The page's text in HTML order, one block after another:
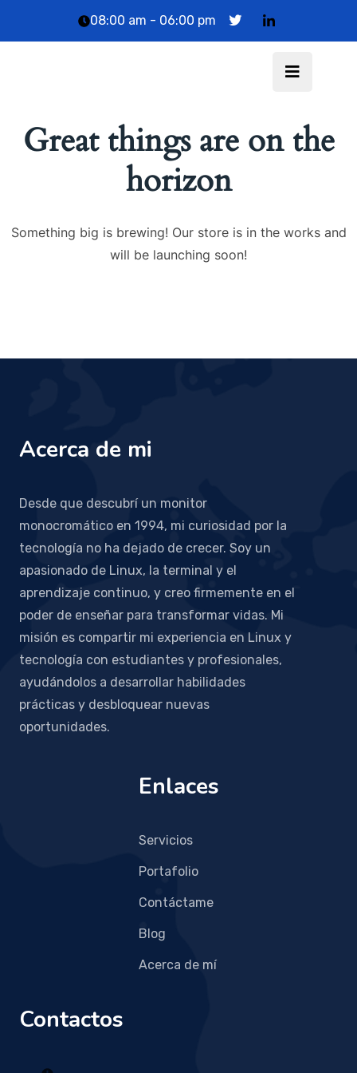
08:00 am - 06:00 pm
Great things are on the
horizon
Something big is brewing! Our store is in the works and
will be launching soon!
Acerca de mi
Desde que descubrí un monitor
monocromático en 1994, mi curiosidad por la
tecnología no ha dejado de crecer. Soy un
apasionado de Linux, la terminal y el
aprendizaje continuo, y creo firmemente en el
poder de enseñar para transformar vidas. Mi
misión es compartir mi experiencia en Linux y
tecnología con estudiantes y profesionales,
ayudándolos a desarrollar habilidades
prácticas y desbloquear nuevas
oportunidades.
Enlaces
Servicios
Portafolio
Contáctame
Blog
Acerca de mí
Contactos